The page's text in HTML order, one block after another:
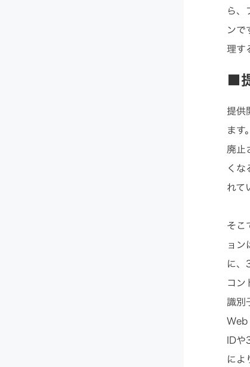
ら
ンで
理す
■
提供
ま
廃止
く
れて
そこ
ョン
に
コン
識別
Web
IDや
によ